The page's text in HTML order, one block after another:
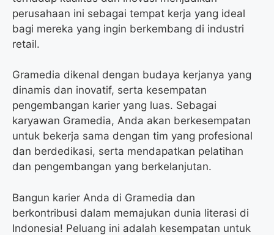
perusahaan ini sebagai tempat kerja yang ideal
bagi mereka yang ingin berkembang di industri
retail.
Gramedia dikenal dengan budaya kerjanya yang
dinamis dan inovatif, serta kesempatan
pengembangan karier yang luas. Sebagai
karyawan Gramedia, Anda akan berkesempatan
untuk bekerja sama dengan tim yang profesional
dan berdedikasi, serta mendapatkan pelatihan
dan pengembangan yang berkelanjutan.
Bangun karier Anda di Gramedia dan
berkontribusi dalam memajukan dunia literasi di
Indonesia! Peluang ini adalah kesempatan untuk